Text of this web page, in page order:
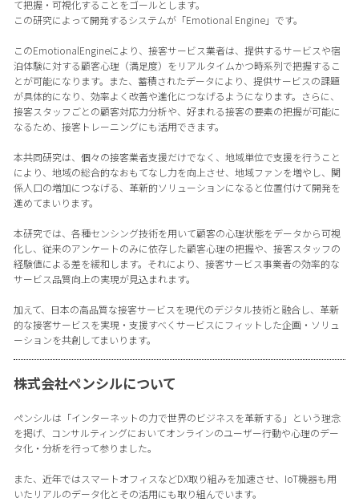
て把握・可視化することをゴールとします。
この研究によって開発するシステムが「Emotional Engine」です。
このEmotionalEngineにより、接客サービス業者は、提供するサービスや宿
泊体験に対する顧客心理（満足度）をリアルタイムかつ時系列で把握するこ
とが可能になります。また、蓄積されたデータにより、提供サービスの課題
が具体的になり、効率よく改善や進化につなげるようになります。さらに、
接客スタッフごとの顧客対応力分析や、好まれる接客の要素の把握が可能に
なるため、接客トレーニングにも活用できます。
本共同研究は、個々の接客業者支援だけでなく、地域単位で支援を行うこと
により、地域の総合的なおもてなし力を向上させ、地域ファンを増やし、関
係人口の増加につなげる、革新的ソリューションになると位置付けて開発を
進めてまいります。
本研究では、各種センシング技術を用いて顧客の心理状態をデータから可視
化し、従来のアンケートのみに依存した顧客心理の把握や、接客スタッフの
経験値による差を緩和します。それにより、接客サービス事業者の効率的な
サービス品質向上の実現が見込まれます。
加えて、日本の高品質な接客サービスを現代のデジタル技術と融合し、革新
的な接客サービスを実現・支援すべくサービスにフィットした企画・ソリュ
ーションを共創してまいります。
株式会社ペンシルについて
ペンシルは「インターネットの力で世界のビジネスを革新する」という理念
を掲げ、コンサルティングにおいてオンラインのユーザー行動や心理のデー
タ化・分析を行って参りました。
また、近年ではスマートオフィスなどDX取り組みを加速させ、IoT機器も用
いたリアルのデータ化とその活用にも取り組んでいます。